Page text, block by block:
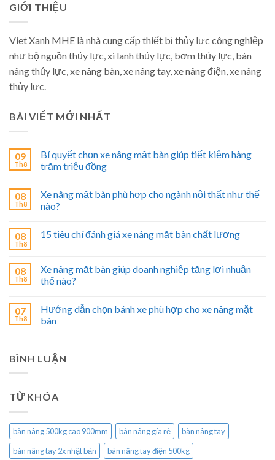
GIỚI THIỆU
Viet Xanh MHE là nhà cung cấp thiết bị thủy lực công nghiệp
như bộ nguồn thủy lực, xi lanh thủy lực, bơm thủy lực, bàn
nâng thủy lực, xe nâng bàn, xe nâng tay, xe nâng điện, xe nâng
thủy lực.
BÀI VIẾT MỚI NHẤT
09
Th8
Bí quyết chọn xe nâng mặt bàn giúp tiết kiệm hàng
trăm triệu đồng
08
Th8
Xe nâng mặt bàn phù hợp cho ngành nội thất như thế
nào?
08
Th8
15 tiêu chí đánh giá xe nâng mặt bàn chất lượng
08
Th8
Xe nâng mặt bàn giúp doanh nghiệp tăng lợi nhuận
thế nào?
07
Th8
Hướng dẫn chọn bánh xe phù hợp cho xe nâng mặt
bàn
BÌNH LUẬN
TỪ KHÓA
bàn nâng 500kg cao 900mm bàn nâng gía rẻ
bàn nâng tay
bàn nâng tay 2x nhật bản
bàn nâng tay điện 500kg